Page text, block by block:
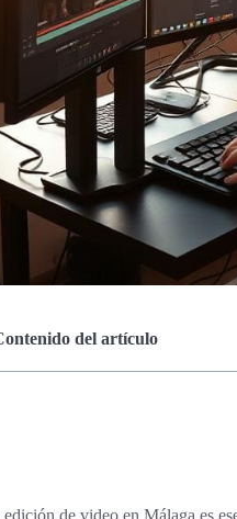
del artículo
de video en Málaga es